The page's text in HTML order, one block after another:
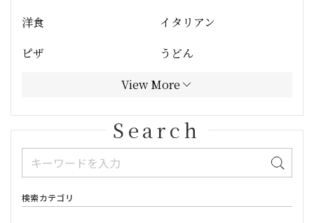
洋食
イタリアン
ピザ
うどん
View More
Search
検索カテゴリ